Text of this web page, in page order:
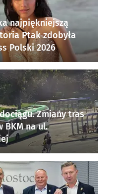
najpiękniejszą
Ptak zdobyła
Polski 2026
Zmiany tras
BKM na ul.